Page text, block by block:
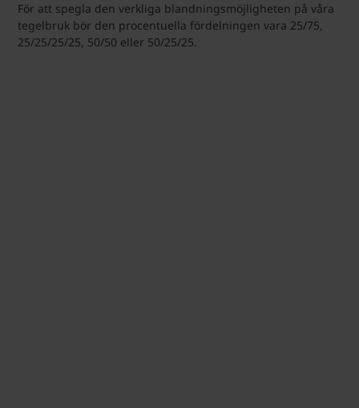
För att spegla den verkliga blandningsmöjligheten på våra
tegelbruk bör den procentuella fördelningen vara 25/75,
25/25/25/25, 50/50 eller 50/25/25.